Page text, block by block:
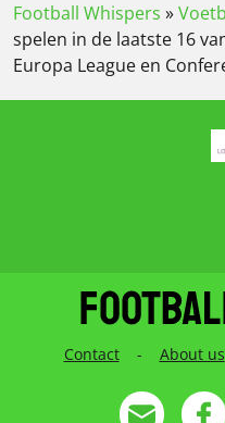
Football Whispers »
spelen in de laatste 16
Europa League en
Contact - About us